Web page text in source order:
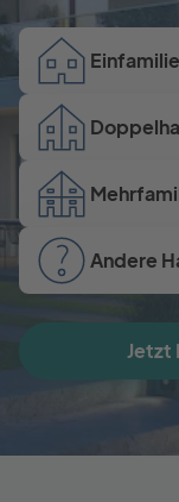
Andere
Jetzt